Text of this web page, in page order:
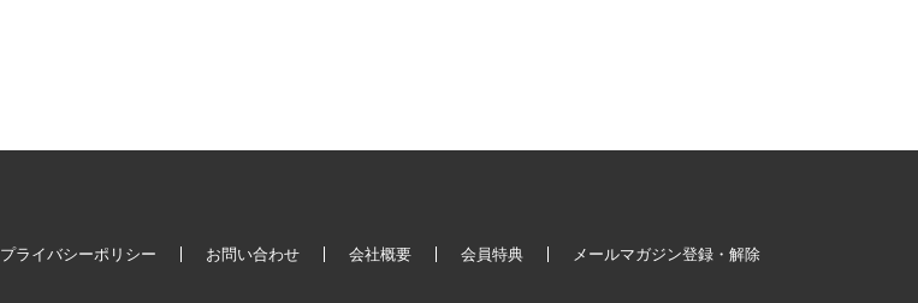
プライバシーポリシー お問い合わせ 会社概要 会員特典 メールマガジン登録・解除